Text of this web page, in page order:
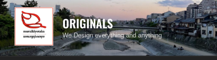
コ
ン
テ
ン
ツ
ORIGINALS
We Design everything and anything